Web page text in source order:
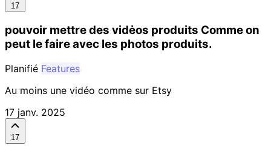
17
pouvoir mettre des vidėos produits Comme on
peut le faire avec les photos produits.
Planifié Features
Au moins une vidéo comme sur Etsy
17 janv. 2025
17